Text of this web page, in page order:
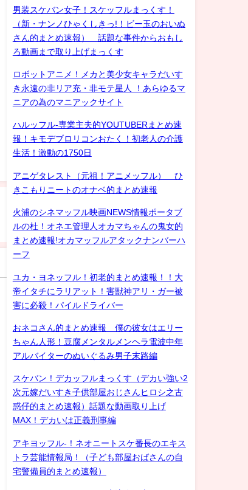
男装スケバン女子！スケッフルまっくす！
（新・ナンノひゃくしきっ!！ビー玉のおいぬ
さん的まとめ速報） 話題な事件からおもし
ろ動画まで取り上げまっくす
ロボットアニメ！メカと美少女キャラだいす
き永遠の非リア充・非モテ星人 ！あらゆるマ
ニアの為のマニアックサイト
ハルッフル-専業主夫的YOUTUBERまとめ速
報！キモデブロリコンおたく！初老人の介護
生活！激動の1750日
アニゲタレスト（元祖！アニメッフル） ひ
きこもりニートのオナベ的まとめ速報
火浦のシネマッフル映画NEWS情報ポータブ
ルの杜！オネエ管理人オカマちゃんの鬼女的
まとめ速報!オカマッフルアタックナンバーハ
ーフ
ユカ・ヨネッフル！初老的まとめ速報！！大
帝イタチにラリアット！害獣神アリ・ガー被
害に必殺！パイルドライバー
おネコさん的まとめ速報 僕の彼女はエリー
ちゃん人形！豆腐メンタルメンヘラ電波中年
アルバイターのぬいぐるみ男子末路編
スケバン！デカッフルまっくす（デカい強い2
次元嫁だいすき子供部屋おじさんヒロシ之古
惑仔的まとめ速報）話題な動画取り上げ
MAX！デカいは正義刑事編
アキヨッフル-！ネオニートスケ番長のエキス
トラ芸能情報局！（子ども部屋おばさんの自
宅警備員的まとめ速報）